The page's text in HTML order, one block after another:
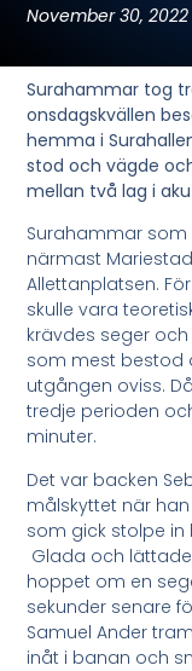
November 30, 2022
Surahammar tog
onsdagskvällen
hemma i
stod och vägde
mellan två lag i
Surahammar
närmast
Allettanplatsen.
skulle vara
krävdes seger
som mest bestod
utgången oviss.
tredje perioden
minuter.
Det var backen
målskyttet när
som gick stolpe in
Glada och
hoppet om en
sekunder senare
Samuel Ander
inåt i banan och